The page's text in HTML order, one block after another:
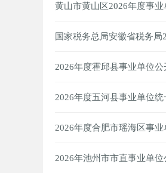
黄山市黄山区2026年度事
国家税务总局安徽省税务
2026年度霍邱县事业单位
2026年度五河县事业单位
2026年度合肥市瑶海区事
2026年池州市市直事业单